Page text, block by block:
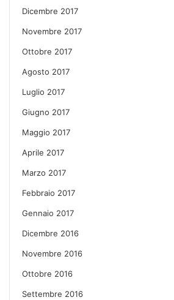
Dicembre 2017
Novembre 2017
Ottobre 2017
Agosto 2017
Luglio 2017
Giugno 2017
Maggio 2017
Aprile 2017
Marzo 2017
Febbraio 2017
Gennaio 2017
Dicembre 2016
Novembre 2016
Ottobre 2016
Settembre 2016